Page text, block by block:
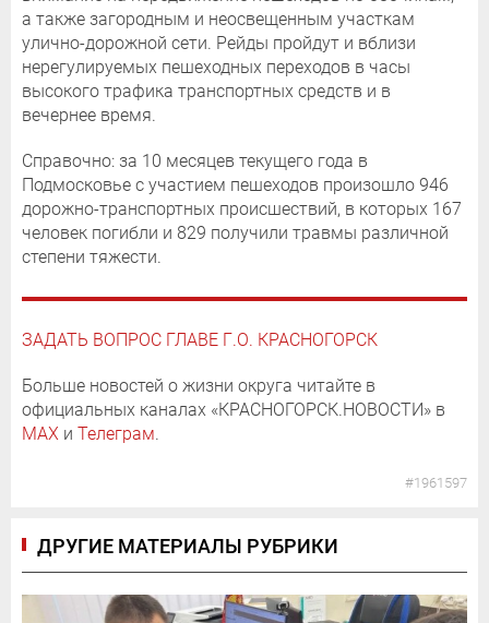
а также загородным и неосвещенным участкам
улично-дорожной сети. Рейды пройдут и вблизи
нерегулируемых пешеходных переходов в часы
высокого трафика транспортных средств и в
вечернее время.
Справочно: за 10 месяцев текущего года в
Подмосковье с участием пешеходов произошло 946
дорожно-транспортных происшествий, в которых 167
человек погибли и 829 получили травмы различной
степени тяжести.
ЗАДАТЬ ВОПРОС ГЛАВЕ Г.О. КРАСНОГОРСК
Больше новостей о жизни округа читайте в
официальных каналах «КРАСНОГОРСК.НОВОСТИ» в
MAX и Телеграм.
#1961597
ДРУГИЕ МАТЕРИАЛЫ РУБРИКИ